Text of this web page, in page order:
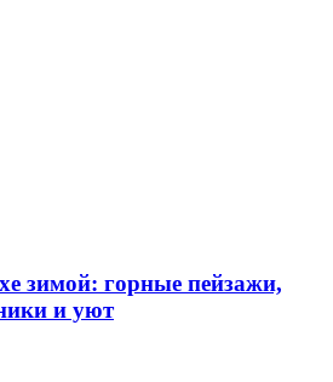
зимой: горные пейзажи,
и уют